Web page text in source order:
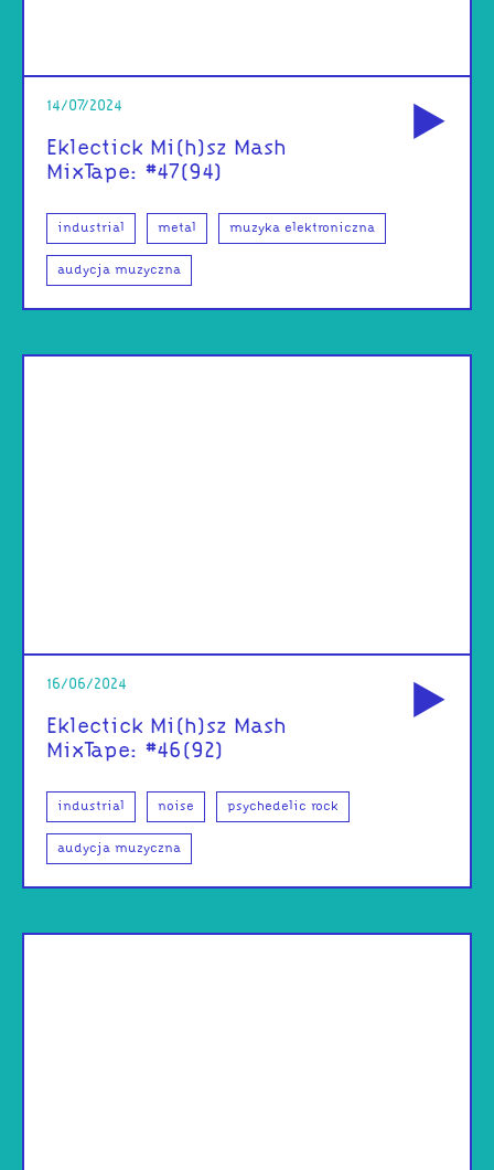
14/07/2024
Eklectick Mi(h)sz Mash
MixTape: #47(94)
industrial metal muzyka elektroniczna
audycja muzyczna
16/06/2024
Eklectick Mi(h)sz Mash
MixTape: #46(92)
industrial noise psychedelic rock
audycja muzyczna